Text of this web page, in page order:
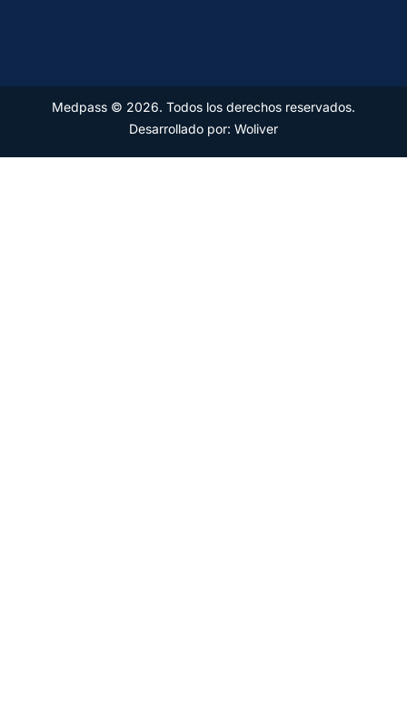
Medpass © 2026. Todos los derechos reservados.
Desarrollado por: Woliver